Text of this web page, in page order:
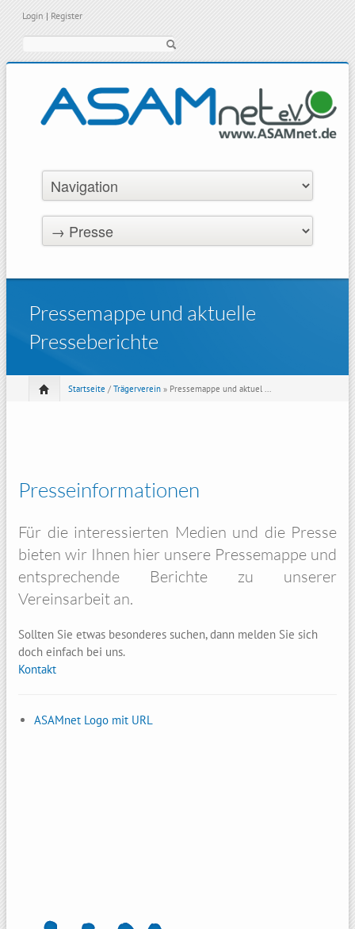
Login | Register
Pressemappe und aktuelle
Presseberichte
Startseite / Trägerverein » Pressemappe und aktuel ...
Presseinformationen
Für die interessierten Medien und die Presse
bieten wir Ihnen hier unsere Pressemappe und
entsprechende Berichte zu unserer
Vereinsarbeit an.
Sollten Sie etwas besonderes suchen, dann melden Sie sich
doch einfach bei uns.
Kontakt
ASAMnet Logo mit URL